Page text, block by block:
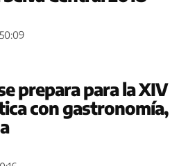
prepara para la XIV
con gastronomía,